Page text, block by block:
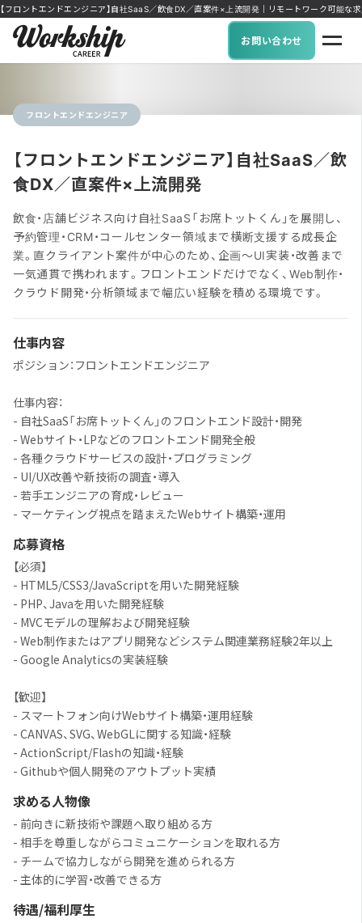
【フロントエンドエンジニア】自社SaaS／飲食DX／直案件×上流開発｜リモートワーク可能な
お問い合わせ
フロントエンドエンジニア
【フロントエンドエンジニア】自社SaaS／飲
食DX／直案件×上流開発
飲食・店舗ビジネス向け自社SaaS「お席トットくん」を展開し、
予約管理・CRM・コールセンター領域まで横断支援する成長企
業。直クライアント案件が中心のため、企画〜UI実装・改善まで
一気通貫で携われます。フロントエンドだけでなく、Web制作・
クラウド開発・分析領域まで幅広い経験を積める環境です。
仕事内容
ポジション：フロントエンドエンジニア
仕事内容：
- 自社SaaS「お席トットくん」のフロントエンド設計・開発
- Webサイト・LPなどのフロントエンド開発全般
- 各種クラウドサービスの設計・プログラミング
- UI/UX改善や新技術の調査・導入
- 若手エンジニアの育成・レビュー
- マーケティング視点を踏まえたWebサイト構築・運用
応募資格
【必須】
- HTML5/CSS3/JavaScriptを用いた開発経験
- PHP、Javaを用いた開発経験
- MVCモデルの理解および開発経験
- Web制作またはアプリ開発などシステム関連業務経験2年以上
- Google Analyticsの実装経験
【歓迎】
- スマートフォン向けWebサイト構築・運用経験
- CANVAS、SVG、WebGLに関する知識・経験
- ActionScript/Flashの知識・経験
- Githubや個人開発のアウトプット実績
求める人物像
- 前向きに新技術や課題へ取り組める方
- 相手を尊重しながらコミュニケーションを取れる方
- チームで協力しながら開発を進められる方
- 主体的に学習・改善できる方
待遇/福利厚生